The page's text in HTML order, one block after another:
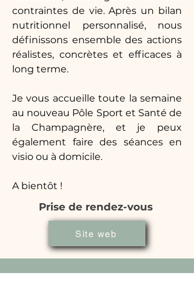
contraintes de vie. Après un bilan
nutritionnel personnalisé, nous
définissons ensemble des actions
réalistes, concrètes et efficaces à
long terme.
Je vous accueille toute la semaine
au nouveau Pôle Sport et Santé de
la Champagnère, et je peux
également faire des séances en
visio ou à domicile.
A bientôt !
Prise de rendez-vous
Site web